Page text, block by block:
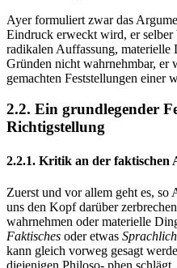
Ayer formuliert zwar das
Eindruck erweckt wird, er
radikalen Auffassung, materielle
Gründen nicht wahrnehmbar, er
gemachten Feststellungen einer
2.2. Ein grundlegender
Richtigstellung
2.2.1. Kritik an der faktischen
Zuerst und vor allem geht es,
uns den Kopf darüber
wahrnehmen oder materielle
Faktisches oder etwas
kann gleich vorweg gesagt
diejenigen Philoso- phen